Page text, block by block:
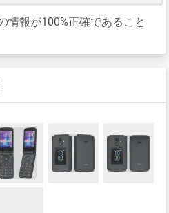
情報が100%正確であること